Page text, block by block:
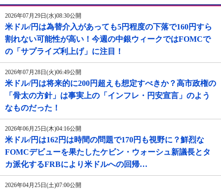
2026年07月29日(水)08:30公開
米ドル/円は為替介入があっても5円程度の下落で160円すら
割れない可能性が高い！今週の中銀ウィークではFOMCで
の「サプライズ利上げ」に注目！
2026年07月28日(火)06:49公開
米ドル/円は将来的に200円超えも想定すべきか？高市政権の
「骨太の方針」は事実上の「インフレ・円安宣言」のよう
なものだった！
2026年06月25日(木)04:16公開
米ドル/円は162円は時間の問題で170円も視野に？鮮烈な
FOMCデビューを果たしたケビン・ウォーシュ新議長とタ
カ派化するFRBにより米ドルへの回帰…
2026年04月25日(土)07:00公開